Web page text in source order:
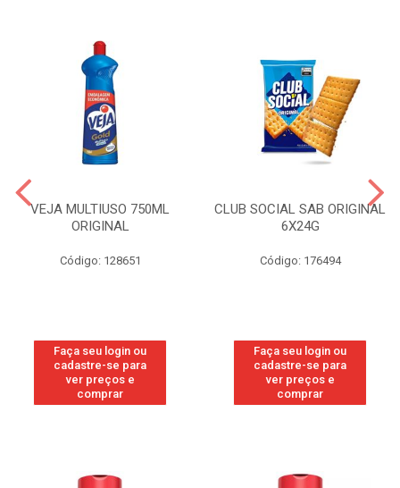
VEJA MULTIUSO 750ML
ORIGINAL
Código: 128651
Faça seu login ou
cadastre-se para
ver preços e
comprar
CLUB SOCIAL SAB ORIGINAL
6X24G
Código: 176494
Faça seu login ou
cadastre-se para
ver preços e
comprar